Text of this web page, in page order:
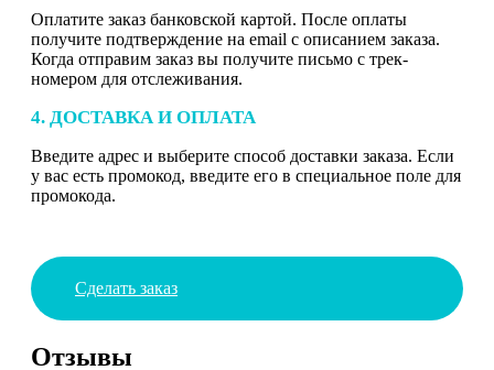
Оплатите заказ банковской картой. После оплаты
получите подтверждение на email с описанием заказа.
Когда отправим заказ вы получите письмо с трек-
номером для отслеживания.
4. ДОСТАВКА И ОПЛАТА
Введите адрес и выберите способ доставки заказа. Если
у вас есть промокод, введите его в специальное поле для
промокода.
Сделать заказ
Отзывы